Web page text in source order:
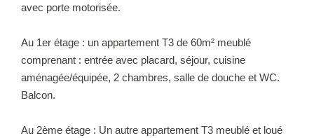
avec porte motorisée.
Au 1er étage : un appartement T3 de 60m² meublé
comprenant : entrée avec placard, séjour, cuisine
aménagée/équipée, 2 chambres, salle de douche et WC.
Balcon.
Au 2ème étage : Un autre appartement T3 meublé et loué